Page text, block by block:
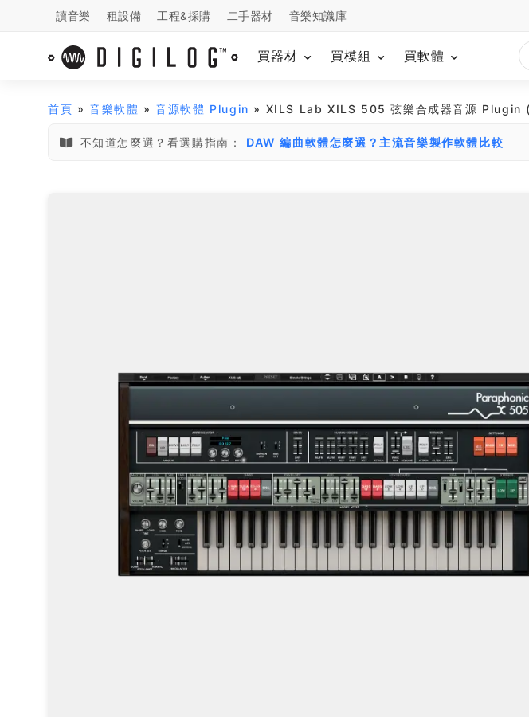
讀音樂 租設備 工程&採購 二手器材 音樂知識庫
買器材 買模組 買軟體
首頁 »音樂軟體 »音源軟體 Plugin » XILS Lab XILS 505 弦樂合成器音源 Plugin
不知道怎麼選？看選購指南： DAW 編曲軟體怎麼選？主流音樂製作軟體比較